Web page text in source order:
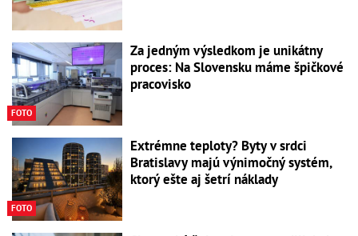
FOTO
Za jedným výsledkom je unikátny
proces: Na Slovensku máme špičkové
pracovisko
FOTO
Extrémne teploty? Byty v srdci
Bratislavy majú výnimočný systém,
ktorý ešte aj šetrí náklady